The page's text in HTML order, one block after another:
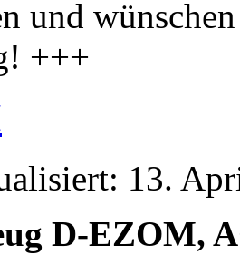
13.
D-EZOM,